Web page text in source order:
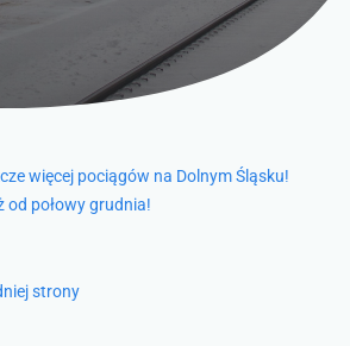
więcej pociągów na Dolnym Śląsku!
od połowy grudnia!
strony